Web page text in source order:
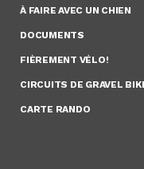
À FAIRE AVEC UN CHIEN
DOCUMENTS
FIÈREMENT VÉLO!
CIRCUITS DE GRAVEL
CARTE RANDO